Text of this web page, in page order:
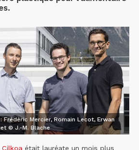
Mercier, Romain Lecot, Erwan
© J.-M. Blache
Cilkoa était lauréate un mois plus